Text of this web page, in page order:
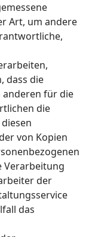
Art, um andere
dass die
anderen für die
die
von Kopien
Verarbeitung
der
das